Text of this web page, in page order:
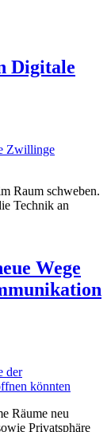
Digitale
Raum schweben.
Technik an
Wege
Räume neu
Privatsphäre